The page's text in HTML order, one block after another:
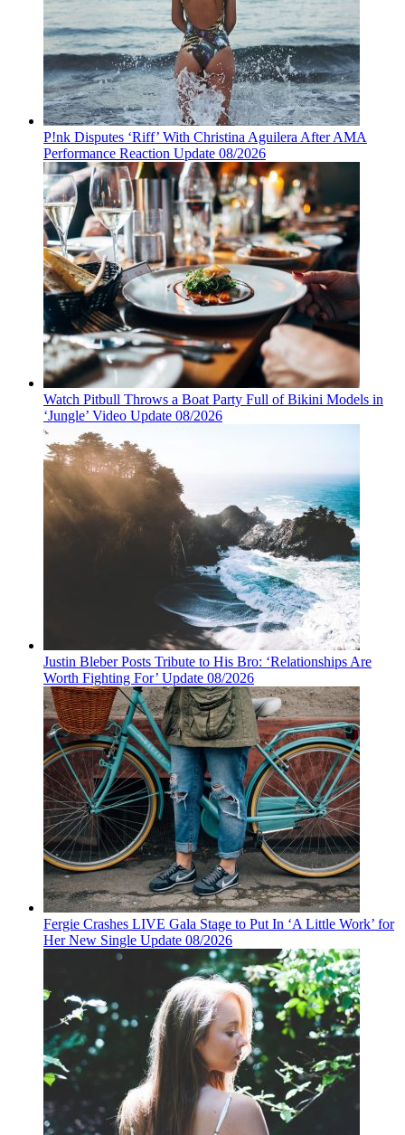
P!nk Disputes ‘Riff’ With Christina Aguilera After AMA
Performance Reaction Update 08/2026
Watch Pitbull Throws a Boat Party Full of Bikini Models in
‘Jungle’ Video Update 08/2026
Justin Bleber Posts Tribute to His Bro: ‘Relationships Are
Worth Fighting For’ Update 08/2026
Fergie Crashes LIVE Gala Stage to Put In ‘A Little Work’ for
Her New Single Update 08/2026